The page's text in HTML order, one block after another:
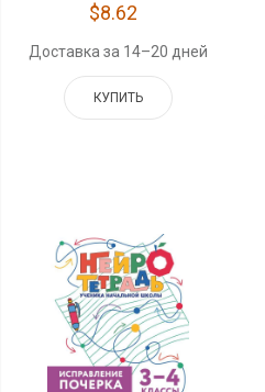
$8.62
Доставка за 14–20 дней
КУПИТЬ